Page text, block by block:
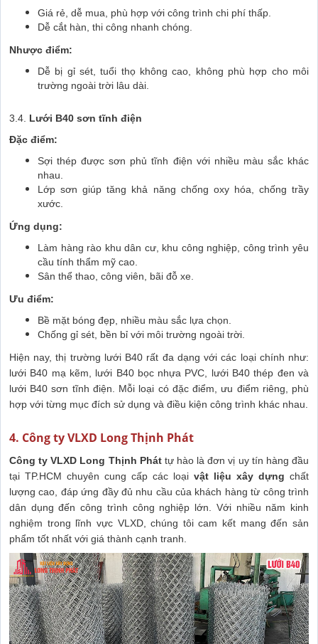
Giá rẻ, dễ mua, phù hợp với công trình chi phí thấp.
Dễ cắt hàn, thi công nhanh chóng.
Nhược điểm:
Dễ bị gỉ sét, tuổi thọ không cao, không phù hợp cho môi
trường ngoài trời lâu dài.
3.4. Lưới B40 sơn tĩnh điện
Đặc điểm:
Sợi thép được sơn phủ tĩnh điện với nhiều màu sắc khác
nhau.
Lớp sơn giúp tăng khả năng chống oxy hóa, chống trầy
xước.
Ứng dụng:
Làm hàng rào khu dân cư, khu công nghiệp, công trình yêu
cầu tính thẩm mỹ cao.
Sân thể thao, công viên, bãi đỗ xe.
Ưu điểm:
Bề mặt bóng đẹp, nhiều màu sắc lựa chọn.
Chống gỉ sét, bền bỉ với môi trường ngoài trời.
Hiện nay, thị trường lưới B40 rất đa dạng với các loại chính như:
lưới B40 mạ kẽm, lưới B40 bọc nhựa PVC, lưới B40 thép đen và
lưới B40 sơn tĩnh điện. Mỗi loại có đặc điểm, ưu điểm riêng, phù
hợp với từng mục đích sử dụng và điều kiện công trình khác nhau.
4. Công ty VLXD Long Thịnh Phát
Công ty VLXD Long Thịnh Pháttự hào là đơn vị uy tín hàng đầu
tại TP.HCM chuyên cung cấp các loại vật liệu xây dựng chất
lượng cao, đáp ứng đầy đủ nhu cầu của khách hàng từ công trình
dân dụng đến công trình công nghiệp lớn. Với nhiều năm kinh
nghiệm trong lĩnh vực VLXD, chúng tôi cam kết mang đến sản
phẩm tốt nhất với giá thành cạnh tranh.